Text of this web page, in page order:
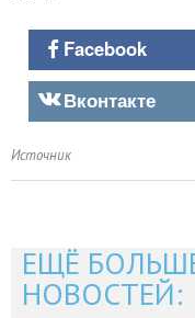
Facebook
Вконтакте
Источник
ЕЩЁ
НОВОСТЕЙ: